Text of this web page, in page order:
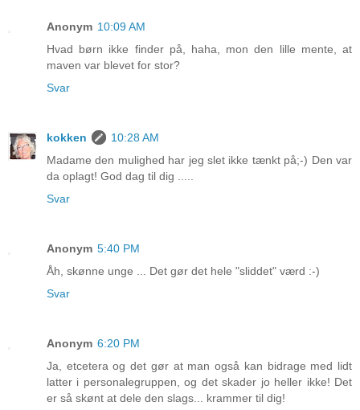
Anonym 10:09 AM
Hvad børn ikke finder på, haha, mon den lille mente, at
maven var blevet for stor?
Svar
kokken
10:28 AM
Madame den mulighed har jeg slet ikke tænkt på;-) Den var
da oplagt! God dag til dig .....
Svar
Anonym 5:40 PM
Åh, skønne unge ... Det gør det hele "sliddet" værd :-)
Svar
Anonym 6:20 PM
Ja, etcetera og det gør at man også kan bidrage med lidt
latter i personalegruppen, og det skader jo heller ikke! Det
er så skønt at dele den slags... krammer til dig!